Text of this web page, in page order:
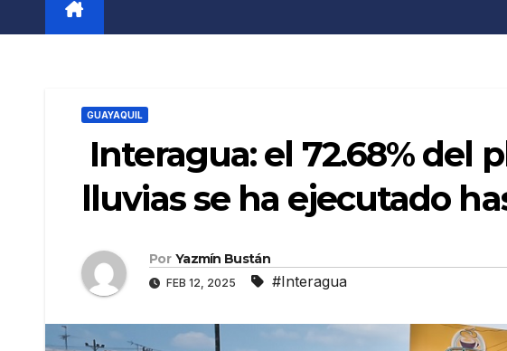
GUAYAQUIL
Interagua: el 72.68% del
lluvias se ha ejecutado
Por Yazmín Bustán
FEB 12, 2025 #Interagua